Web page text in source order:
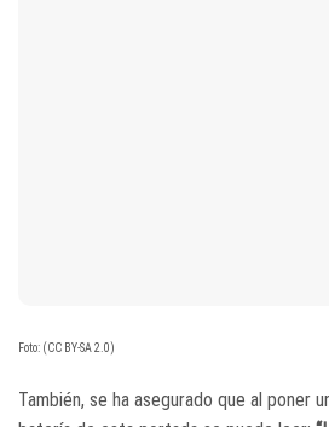
Foto: (CC BY-SA 2.0)
También, se ha asegurado que al poner